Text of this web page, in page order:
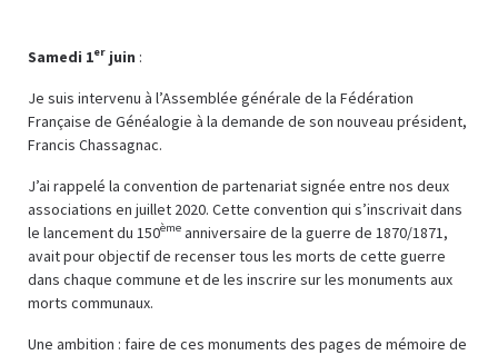
Samedi 1er juin :
Je suis intervenu à l’Assemblée générale de la Fédération
Française de Généalogie à la demande de son nouveau président,
Francis Chassagnac.
J’ai rappelé la convention de partenariat signée entre nos deux
associations en juillet 2020. Cette convention qui s’inscrivait dans
le lancement du 150ème anniversaire de la guerre de 1870/1871,
avait pour objectif de recenser tous les morts de cette guerre
dans chaque commune et de les inscrire sur les monuments aux
morts communaux.
Une ambition : faire de ces monuments des pages de mémoire de